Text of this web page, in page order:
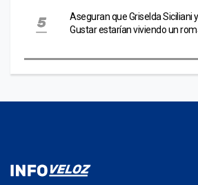
Aseguran que Griselda Siciliani
Gustar estarían viviendo un